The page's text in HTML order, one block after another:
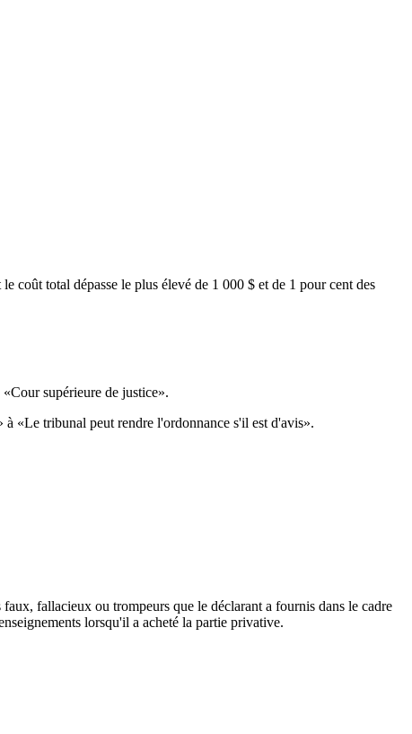
coût total dépasse le plus élevé de 1 000 $ et de 1 pour cent des
supérieure de justice».
«Le tribunal peut rendre l'ordonnance s'il est d'avis».
fallacieux ou trompeurs que le déclarant a fournis dans le cadre
lorsqu'il a acheté la partie privative.